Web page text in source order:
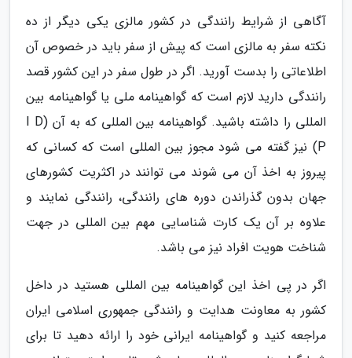
آگاهی از شرایط رانندگی در کشور مالزی یکی دیگر از ده
نکته سفر به مالزی است که پیش از سفر باید در خصوص آن
اطلاعاتی را بدست آورید. اگر در طول سفر در این کشور قصد
رانندگی دارید لازم است که گواهینامه ملی یا گواهینامه بین
المللی را داشته باشید. گواهینامه بین المللی که به آن (I D
P) نیز گفته می شود مجوز بین المللی است که کسانی که
پیروز به اخذ آن می شوند می توانند در اکثریت کشورهای
جهان بدون گذراندن دوره های رانندگی، رانندگی نمایند و
علاوه بر آن یک کارت شناسایی مهم بین المللی در جهت
شناخت هویت افراد نیز می باشد.
اگر در پی اخذ این گواهینامه بین المللی هستید در داخل
کشور به معاونت هدایت و رانندگی جمهوری اسلامی ایران
مراجعه کنید و گواهینامه ایرانی خود را ارائه دهید تا برای